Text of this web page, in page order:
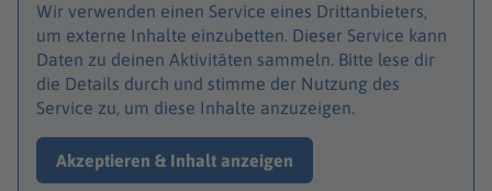
Wir verwenden einen Service eines Drittanbieters,
um externe Inhalte einzubetten. Dieser Service kann
Daten zu deinen Aktivitäten sammeln. Bitte lese dir
die Details durch und stimme der Nutzung des
Service zu, um diese Inhalte anzuzeigen.
Akzeptieren & Inhalt anzeigen